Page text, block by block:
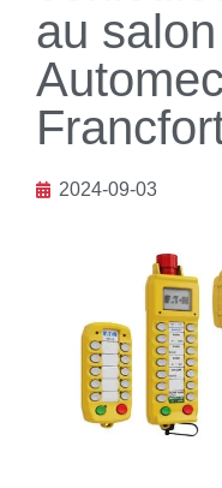
au salon
2024-09-03